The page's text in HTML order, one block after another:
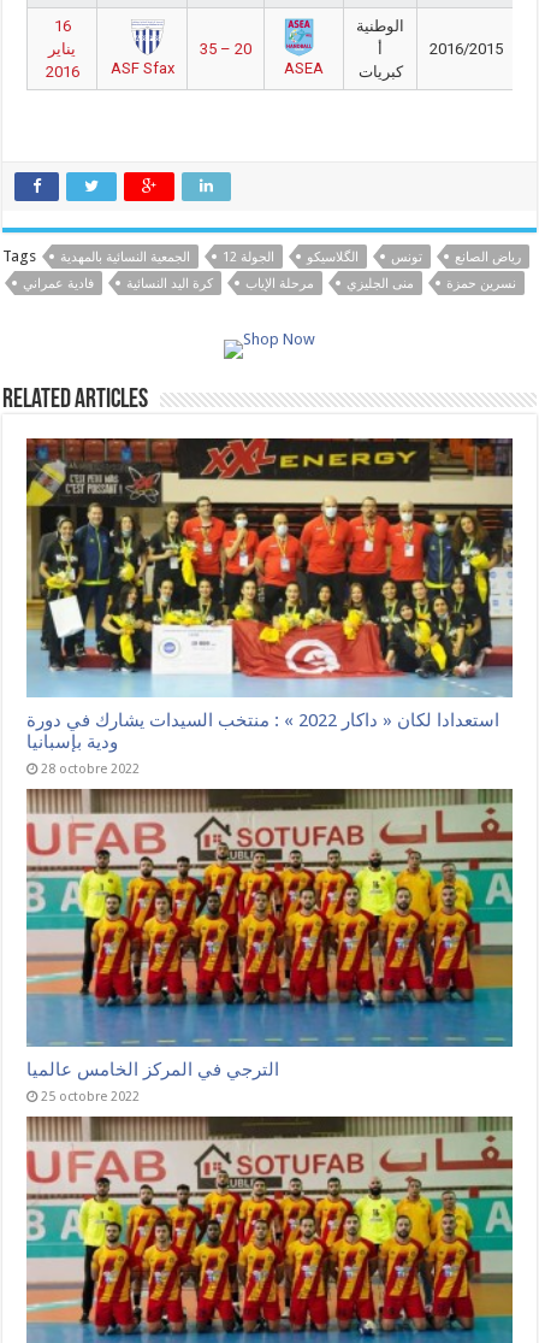
16
يناير
2016
ASF Sfax
35 – 20
ASEA
الوطنية
أ
كبريات
2016/2015
Tags الجمعية النسائية بالمهدية الجولة 12 الگلاسيكو تونس
رياض الصانع
فادية عمراني
كرة اليد النسائية مرحلة الإياب منى الجليزي نسرين حمزة
Related Articles
استعدادا لكان « داكار 2022 » : منتخب السيدات يشارك في دورة
ودية بإسبانيا
28 octobre 2022
الترجي في المركز الخامس عالميا
25 octobre 2022